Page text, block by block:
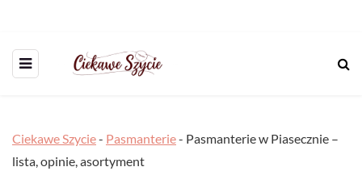
Ciekawe Szycie- Pasmanterie- Pasmanterie w Piasecznie –
lista, opinie, asortyment